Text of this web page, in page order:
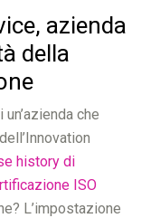
azienda
della
che
history di
ISO
L’impostazione